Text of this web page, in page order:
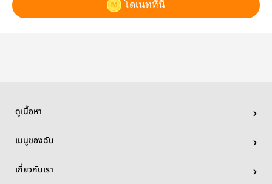
โดเนทที่นี่
ดูเนื้อหา
เมนูของฉัน
เกี่ยวกับเรา